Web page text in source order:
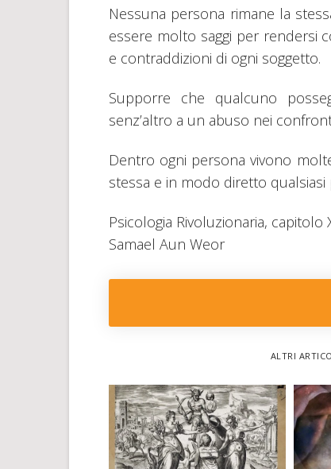
Nessuna persona rimane la
essere molto saggi per rendersi
e contraddizioni di ogni soggetto.
Supporre che qualcuno
senz’altro a un abuso nei
Dentro ogni persona vivono
stessa e in modo diretto
Psicologia Rivoluzionaria, capitolo
Samael Aun Weor
ALTRI